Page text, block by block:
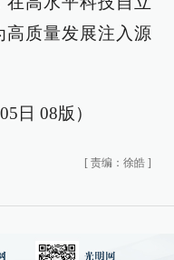
高质量发展注入源
日 08版）
[ 责编：徐皓 ]